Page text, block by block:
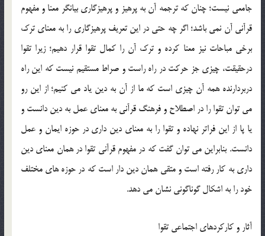
جامعي نيست؛ چنان كه ترجمه آن به پرهيز و پرهيزگاري بيانگر معنا و مفهوم
قرآني آن نمي باشد؛ اگر چه حتي در اين تعريف پرهيزگاري را به معناي ترك
برخي مباحات نيز معنا كرده و ترك آن را كمال تقوا قرار دهيم؛ زيرا تقوا
درحقيقت، چيزي جز حركت در راه راست و صراط مستقيم نيست كه اين راه
دربردارنده همه آن چيزي است كه ما از آن به دين ياد مي كنيم؛ از اين رو
مي توان تقوا را در اصطلاح و فرهنگ قرآني به معناي عمل به دين دانست و
يا پا از اين فراتر نهاده و تقوا را به معناي دين داري در حوزه ايمان و عمل
دانست. بنابراين مي توان گفت كه در مفهوم قرآني تقوا در همان معناي دين
داري به كار رفته است و متقي همان دين دار است كه در حوزه هاي مختلف
خود را به اشكال گوناگوني نشان مي دهد.
آثار و كاركردهاي اجتماعي تقوا